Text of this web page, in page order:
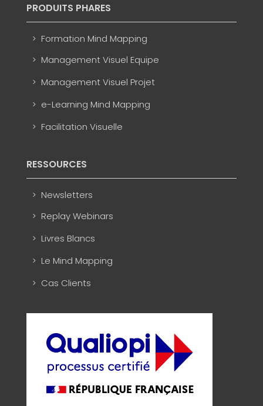
PRODUITS PHARES
Formation Mind Mapping
Management Visuel Equipe
Management Visuel Projet
e-Learning Mind Mapping
Facilitation Visuelle
RESSOURCES
Newsletters
Replay Webinars
Livres Blancs
Le Mind Mapping
Cas Clients